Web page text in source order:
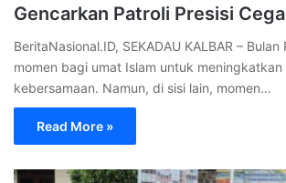
Gencarkan Patroli Presisi
BeritaNasional.ID, SEKADAU KALBAR –
momen bagi umat Islam untuk
kebersamaan. Namun, di sisi lain, momen…
Read More »